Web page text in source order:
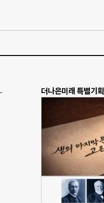
더나은미래 특별기획